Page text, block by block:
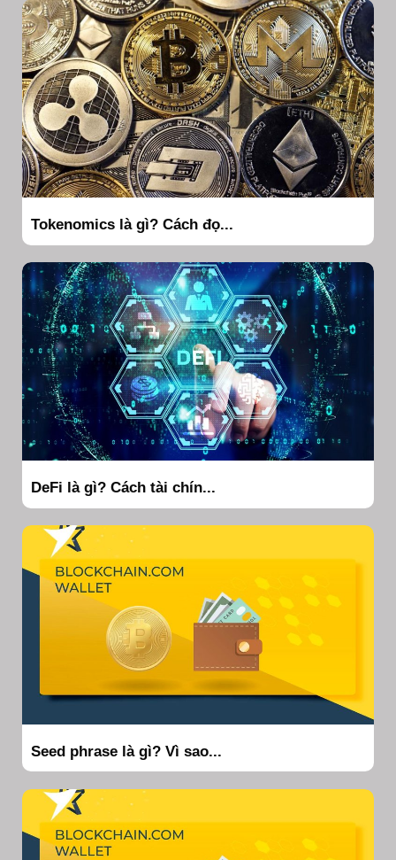
Tokenomics là gì? Cách đọ...
DeFi là gì? Cách tài chín...
Seed phrase là gì? Vì sao...